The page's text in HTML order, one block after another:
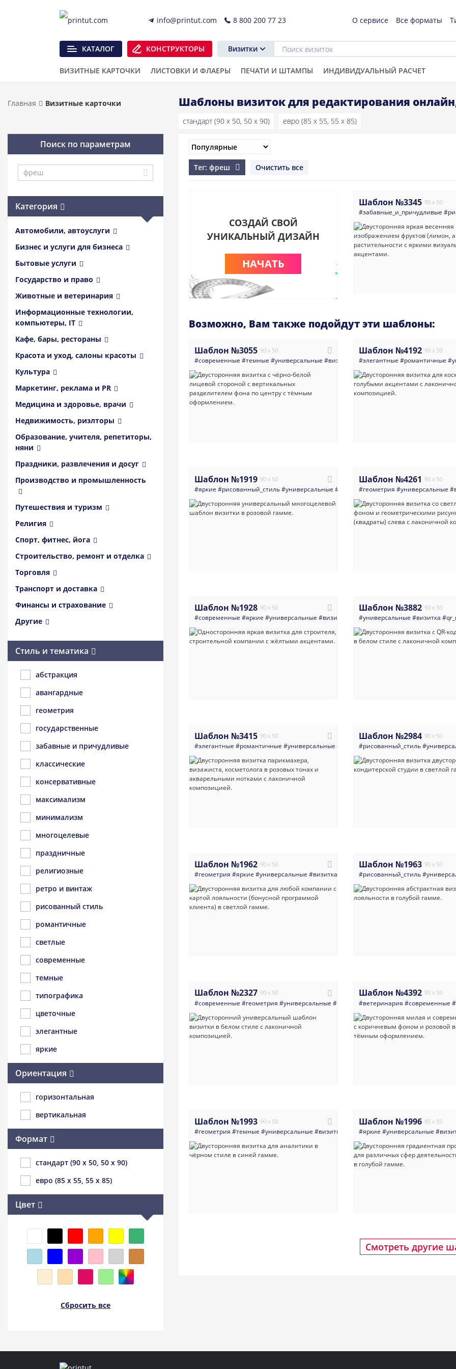
info@printut.com 8 800 200 77 23 О сервисе Все форматы
КАТАЛОГ КОНСТРУКТОРЫ Визитки
ВИЗИТНЫЕ КАРТОЧКИ ЛИСТОВКИ И ФЛАЕРЫ ПЕЧАТИ И ШТАМПЫ ИНДИВИДУАЛЬНЫЙ РАСЧЕТ
Главная Визитные карточки Шаблоны визиток для редактирования
стандарт (90 x 50, 50 x 90) евро (85 x 55, 55 x 85)
Поиск по параметрам
Категория
Автомобили, автоуслуги
Бизнес и услуги для бизнеса
Бытовые услуги
Государство и право
Животные и ветеринария
Информационные технологии,
компьютеры, IT
Кафе, бары, рестораны
Красота и уход, салоны красоты
Культура
Маркетинг, реклама и PR
Медицина и здоровье, врачи
Недвижимость, риэлторы
Образование, учителя, репетиторы,
няни
Праздники, развлечения и досуг
Производство и промышленность
Путешествия и туризм
Религия
Спорт, фитнес, йога
Строительство, ремонт и отделка
Торговля
Транспорт и доставка
Финансы и страхование
Другие
Стиль и тематика
абстракция
авангардные
геометрия
государственные
забавные и причудливые
классические
консервативные
максимализм
минимализм
многоцелевые
праздничные
религиозные
ретро и винтаж
рисованный стиль
романтичные
светлые
современные
темные
типографика
цветочные
элегантные
яркие
Ориентация
горизонтальная
вертикальная
Формат
стандарт (90 x 50, 50 x 90)
евро (85 x 55, 55 x 85)
Цвет
Сбросить все
Тег: фреш Очистить все
СОЗДАЙ СВОЙ
УНИКАЛЬНЫЙ ДИЗАЙН
НАЧАТЬ
Шаблон №3345 90 x 50
#забавные_и_причудливые
Возможно, Вам также подойдут эти шаблоны:
Шаблон №3055 90 x 50
#современные #темные #универсальные #визитка #минимализм #черно_белое
Шаблон №4192 90 x 50
#элегантные #романтичные
Шаблон №1919 90 x 50
#яркие #рисованный_стиль#универсальные #визитка #недвижимость
Шаблон №4261 90 x 50
#геометрия #универсальные
Шаблон №1928 90 x 50
#современные #яркие #универсальные #визитка
Шаблон №3882 90 x 50
#универсальные #визитка
Шаблон №3415 90 x 50
#элегантные #романтичные #универсальные #визитка#косметология
Шаблон №2984 90 x 50
#рисованный_стиль
Шаблон №1962 90 x 50
#геометрия #яркие #универсальные #визитка #абстракция#визитка_лояльности
Шаблон №1963 90 x 50
#рисованный_стиль
Шаблон №2327 90 x 50
#современные #геометрия #универсальные #визитка #светлые #градиент
Шаблон №4392 90 x 50
#ветеринария #современные
Шаблон №1993 90 x 50
#геометрия #темные #универсальные #визитка #аналитики #абстракция
Шаблон №1996 85 x 55
#яркие #универсальные
Смотреть другие